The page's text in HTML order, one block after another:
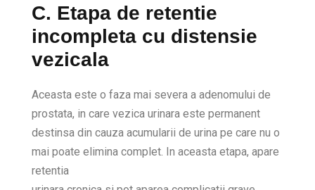
C. Etapa de retentie
incompleta cu distensie
vezicala
Aceasta este o faza mai severa a adenomului de
prostata, in care vezica urinara este permanent
destinsa din cauza acumularii de urina pe care nu o
mai poate elimina complet. In aceasta etapa, apare
retentia